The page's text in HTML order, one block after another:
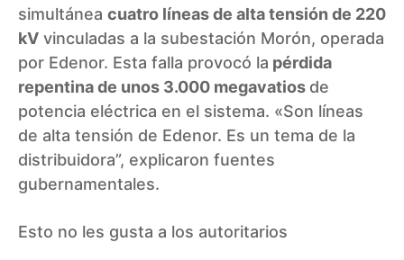
simultánea cuatro líneas de alta tensión de 220
kV vinculadas a la subestación Morón, operada
por Edenor. Esta falla provocó la pérdida
repentina de unos 3.000 megavatios de
potencia eléctrica en el sistema. «Son líneas
de alta tensión de Edenor. Es un tema de la
distribuidora”, explicaron fuentes
gubernamentales.
Esto no les gusta a los autoritarios